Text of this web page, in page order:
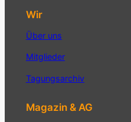
Wir
Über uns
Mitglieder
Tagungsarchiv
Magazin & AG